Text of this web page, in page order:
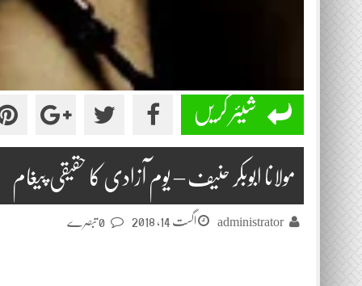
شیئر کریں
مولانا ابوبکر حنیف – یوم آزادی کا حقیقی پیغام
administrator اگست 14, 2018